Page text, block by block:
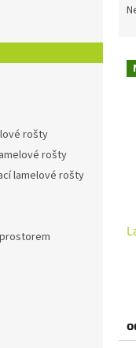
rošty
rošty
lamelové rošty
nV